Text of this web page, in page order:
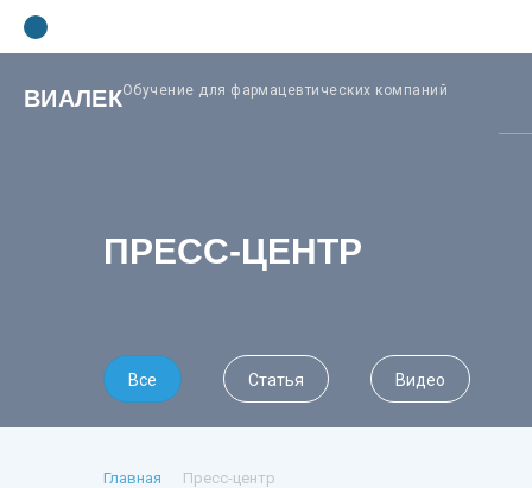
ВИАЛЕКОбучение для фармацевтических компаний
ПРЕСС-ЦЕНТР
Все Статья Видео
Главная Пресс-центр